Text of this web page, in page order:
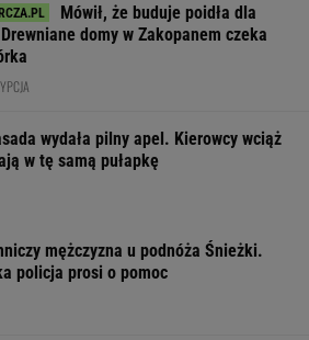
Mówił, że buduje poidła dla
domy w Zakopanem czeka
wydała pilny apel. Kierowcy wciąż
w tę samą pułapkę
mężczyzna u podnóża Śnieżki.
policja prosi o pomoc